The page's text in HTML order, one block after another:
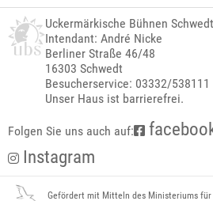
Uckermärkische Bühnen Schwedt
Intendant: André Nicke
Berliner Straße 46/48
16303 Schwedt
Besucherservice: 03332/538111
Unser Haus ist barrierefrei.
Folgen Sie uns auch auf:
Instagram
Gefördert mit Mitteln des Ministeriums für